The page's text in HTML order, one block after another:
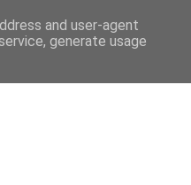
and user-agent
generate usage